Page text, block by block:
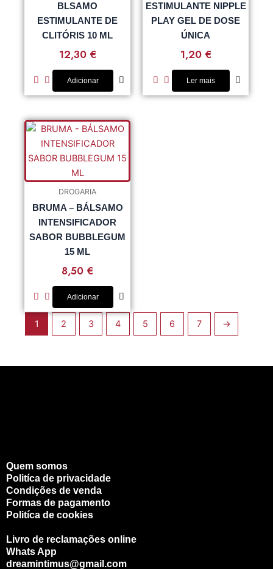
BLSAMO
ESTIMULANTE DE
CLITÓRIS 10 ML
12,30 €
Adicionar
ESTIMULANTE NIPPLE
PLAY GEL DE DOSE
ÚNICA
1,20 €
Ler mais
DROGARIA
BRUMA – BÁLSAMO
INTENSIFICADOR
SABOR BUBBLEGUM
15 ML
8,50 €
Adicionar
1 2 3 4 5 6 7 →
Quem somos
Politíca de privacidade
Condições de venda
Formas de pagamento
Politíca de cookies
Livro de reclamações online
Whats App
dreamintimus@gmail.com